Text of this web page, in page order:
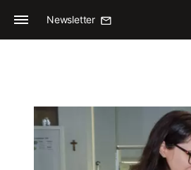
Newsletter